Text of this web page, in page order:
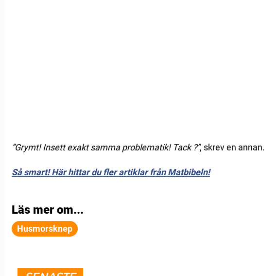
”Grymt! Insett exakt samma problematik! Tack ?”, skrev en annan.
Så smart! Här hittar du fler artiklar från Matbibeln!
Läs mer om...
Husmorsknep